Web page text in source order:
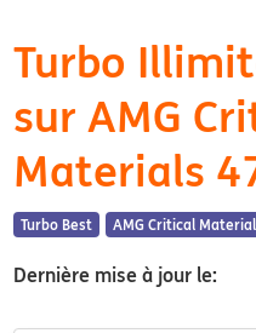
Turbo
sur AMG
Materials
Turbo Best AMG Critical
Dernière mise à jour le: